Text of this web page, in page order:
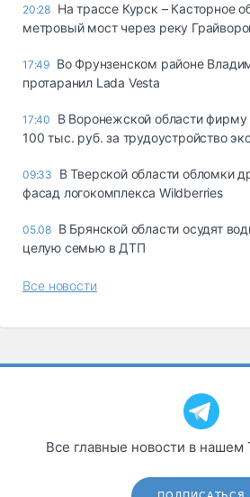
20:28 На трассе Курск – Касторное
метровый мост через реку
17:49 Во Фрунзенском районе
протаранил Lada Vesta
17:40
В Воронежской области
100 тыс. руб. за трудоустройство
09:33
В Тверской области обломки
фасад логокомплекса Wildberries
05.08 В Брянской области осудят
целую семью в ДТП
Все новости
Все главные новости в нашем